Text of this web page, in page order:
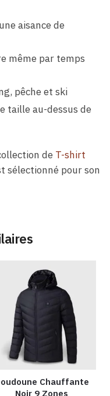
aisance de
même par temps
pêche et ski
taille au-dessus de
de T-shirt
sélectionné pour son
Chauffante
Noir 9 Zones